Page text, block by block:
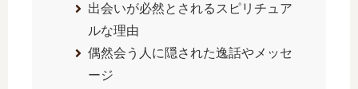
出会いが必然とされるスピリチュア
ルな理由
偶然会う人に隠された逸話やメッセ
ージ